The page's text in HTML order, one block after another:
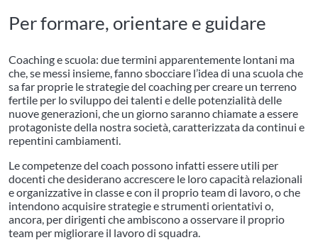
Per formare, orientare e guidare
Coaching e scuola: due termini apparentemente lontani ma
che, se messi insieme, fanno sbocciare l’idea di una scuola che
sa far proprie le strategie del coaching per creare un terreno
fertile per lo sviluppo dei talenti e delle potenzialità delle
nuove generazioni, che un giorno saranno chiamate a essere
protagoniste della nostra società, caratterizzata da continui e
repentini cambiamenti.
Le competenze del coach possono infatti essere utili per
docenti che desiderano accrescere le loro capacità relazionali
e organizzative in classe e con il proprio team di lavoro, o che
intendono acquisire strategie e strumenti orientativi o,
ancora, per dirigenti che ambiscono a osservare il proprio
team per migliorare il lavoro di squadra.